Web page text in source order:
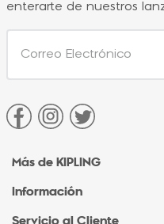
enterarte de nuestros
Más de KIPLING
Acerca de Kipling
Sucursales
Información
Contacto Corporativo